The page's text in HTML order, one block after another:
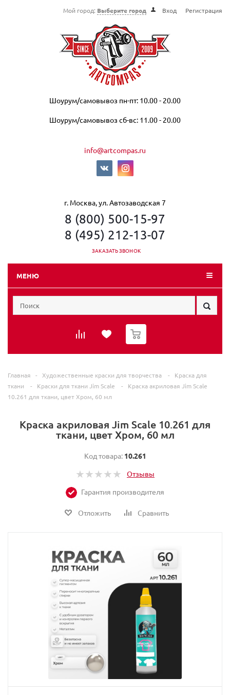
Мой город: Выберите город Вход Регистрация
Шоурум/самовывоз пн-пт: 10.00 - 20.00
Шоурум/самовывоз сб-вс: 11.00 - 20.00
info@artcompas.ru
г. Москва, ул. Автозаводская 7
8 (800) 500-15-97
8 (495) 212-13-07
ЗАКАЗАТЬ ЗВОНОК
МЕНЮ
0
Главная - Художественные краски для творчества -
Краска для
ткани
- Краски для ткани Jim Scale -
Краска акриловая Jim Scale
10.261 для ткани, цвет Хром, 60 мл
Краска акриловая Jim Scale 10.261 для
ткани, цвет Хром, 60 мл
Код товара: 10.261
Отзывы
Гарантия производителя
Отложить Сравнить